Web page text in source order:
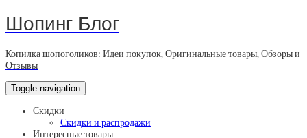
Шопинг Блог
Копилка шопоголиков: Идеи покупок, Оригинальные товары, Обзоры и
Отзывы
Toggle navigation
Скидки
Скидки и распродажи
Интересные товары